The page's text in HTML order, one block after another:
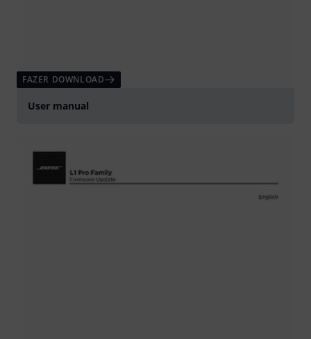
FAZER DOWNLOAD
User manual